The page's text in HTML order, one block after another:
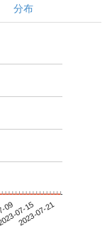
分布
0907-15
2023-07-21